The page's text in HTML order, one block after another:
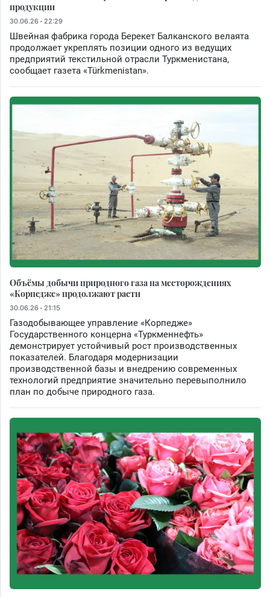
продукции
30.06.26 - 22:29
Швейная фабрика города Берекет Балканского велаята
продолжает укреплять позиции одного из ведущих
предприятий текстильной отрасли Туркменистана,
сообщает газета «Türkmenistan».
Объёмы добычи природного газа на месторождениях
«Корпедже» продолжают расти
30.06.26 - 21:15
Газодобывающее управление «Корпедже»
Государственного концерна «Туркменнефть»
демонстрирует устойчивый рост производственных
показателей. Благодаря модернизации
производственной базы и внедрению современных
технологий предприятие значительно перевыполнило
план по добыче природного газа.